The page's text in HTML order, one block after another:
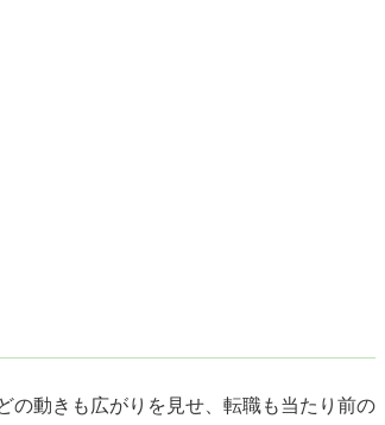
の動きも広がりを見せ、転職も当たり前の